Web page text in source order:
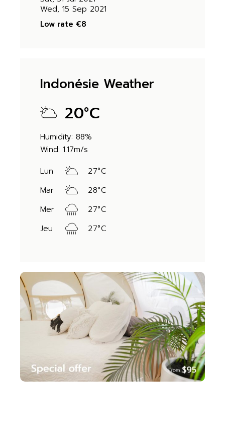
Wed, 15 Sep 2021
Low rate €8
Indonésie Weather
20°C
Humidity: 88%
Wind: 1.17m/s
Lun
27°C
Mar
28°C
Mer
27°C
Jeu
27°C